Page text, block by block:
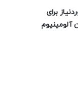
برای
آلومینیوم